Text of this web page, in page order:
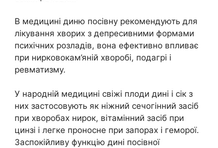
В медицині диню посівну рекомендують для
лікування хворих з депресивними формами
психічних розладів, вона ефективно впливає
при нирковокам’яній хворобі, подагрі і
ревматизму.
У народній медицині свіжі плоди дині і сік з
них застосовують як ніжний сечогінний засіб
при хворобах нирок, вітамінний засіб при
цинзі і легке проносне при запорах і геморої.
Заспокійливу функцію дині посівної